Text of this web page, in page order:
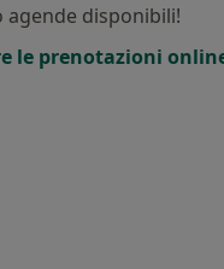
agende disponibili!
le prenotazioni